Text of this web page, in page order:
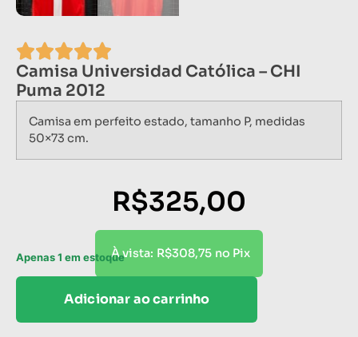
Camisa Universidad Católica – CHI
Puma 2012
Camisa em perfeito estado, tamanho P, medidas
50×73 cm.
R$325,00
À vista: R$308,75 no Pix
Apenas 1 em estoque
Adicionar ao carrinho